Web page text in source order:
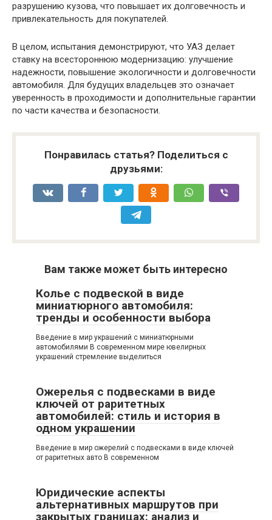
разрушению кузова, что повышает их долговечность и
привлекательность для покупателей.
В целом, испытания демонстрируют, что УАЗ делает
ставку на всестороннюю модернизацию: улучшение
надежности, повышение экологичности и долговечности
автомобиля. Для будущих владельцев это означает
уверенность в проходимости и дополнительные гарантии
по части качества и безопасности.
Понравилась статья? Поделиться с
друзьями:
Вам также может быть интересно
Колье с подвеской в виде
миниатюрного автомобиля:
тренды и особенности выбора
Введение в мир украшений с миниатюрными
автомобилями В современном мире ювелирных
украшений стремление выделиться
Ожерелья с подвесками в виде
ключей от раритетных
автомобилей: стиль и история в
одном украшении
Введение в мир ожерелий с подвесками в виде ключей
от раритетных авто В современном
Юридические аспекты
альтернативных маршрутов при
закрытых границах: анализ и